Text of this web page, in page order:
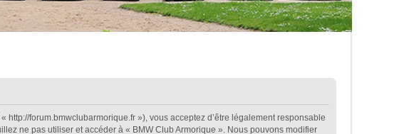
forum.bmwclubarmorique.fr »), vous acceptez d’être légalement responsable
ne pas utiliser et accéder à « BMW Club Armorique ». Nous pouvons modifier